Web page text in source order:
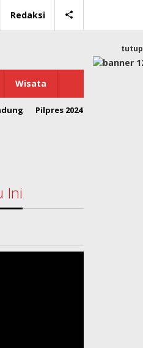
Redaksi
Wisata
Pilpres 2024
tutup
Ini